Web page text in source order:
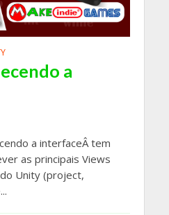
a
a interfaceÂ tem
as principais Views
Unity (project,